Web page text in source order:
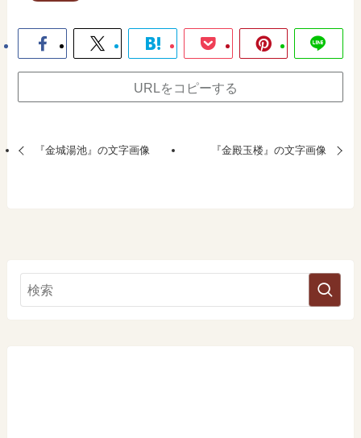
URLをコピーする
『金城湯池』の文字画像 『金殿玉楼』の文字画像